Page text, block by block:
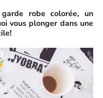
robe colorée, un
vous plonger dans une